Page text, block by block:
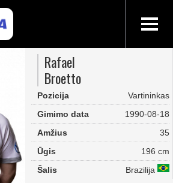
Rafael
Broetto
Pozicija
Vartininkas
Gimimo data
1990-08-18
Amžius
35
Ūgis
196 cm
Šalis
Brazilija